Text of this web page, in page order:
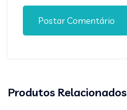
Postar Comentário
Produtos Relacionados